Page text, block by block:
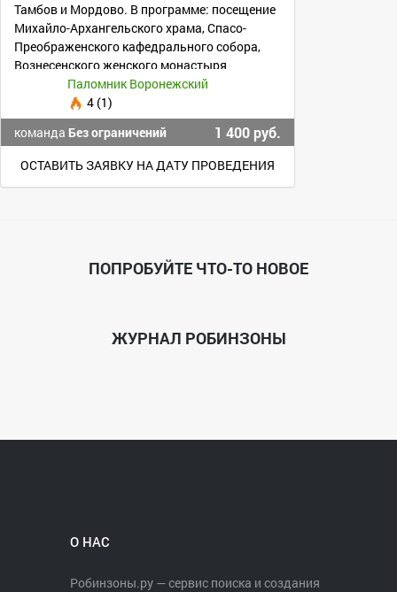
Тамбов и Мордово. В программе: посещение
Михайло-Архангельского храма, Спасо-
Преображенского кафедрального собора,
Вознесенского женского монастыря
Паломник Воронежский
4 (1)
команда Без ограничений 1 400 руб.
ОСТАВИТЬ ЗАЯВКУ НА ДАТУ ПРОВЕДЕНИЯ
ПОПРОБУЙТЕ ЧТО-ТО НОВОЕ
ЖУРНАЛ РОБИНЗОНЫ
О НАС
Робинзоны.ру — сервис поиска и создания